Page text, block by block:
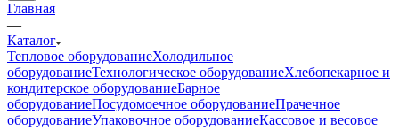
Главная
—
Каталог
Тепловое оборудованиеХолодильное
оборудованиеТехнологическое оборудованиеХлебопекарное и
кондитерское оборудованиеБарное
оборудованиеПосудомоечное оборудованиеПрачечное
оборудованиеУпаковочное оборудованиеКассовое и весовое